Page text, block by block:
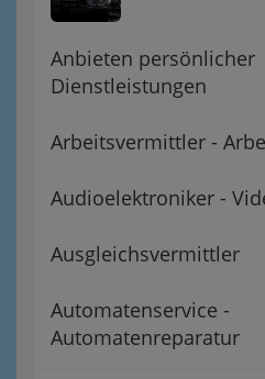
Anbieten persönlicher
Dienstleistungen
Arbeitsvermittler -
Audioelektroniker -
Ausgleichsvermittler
Automatenservice -
Automatenreparatur